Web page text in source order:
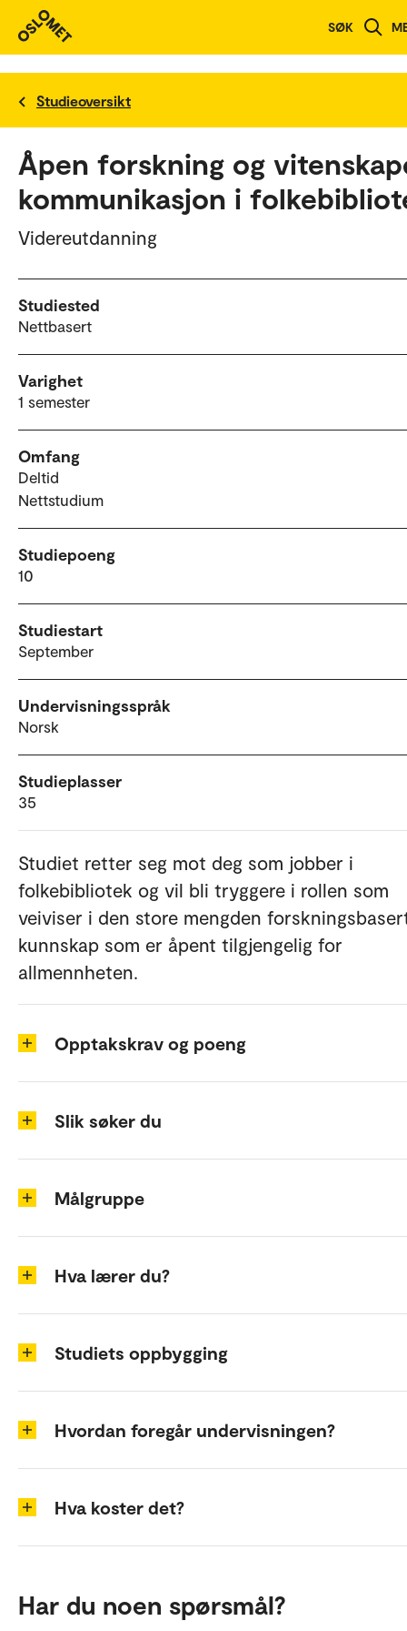
SØK
Studieoversikt
Åpen forskning og
kommunikasjon i
Videreutdanning
Studiested
Nettbasert
Varighet
1 semester
Omfang
Deltid
Nettstudium
Studiepoeng
10
Studiestart
September
Undervisningsspråk
Norsk
Studieplasser
35
Studiet retter seg mot deg som jobber i
folkebibliotek og vil bli tryggere i rollen som
veiviser i den store mengden
kunnskap som er åpent tilgjengelig for
allmennheten.
Opptakskrav og poeng
Slik søker du
Målgruppe
Hva lærer du?
Studiets oppbygging
Hvordan foregår undervisningen?
Hva koster det?
Har du noen spørsmål?